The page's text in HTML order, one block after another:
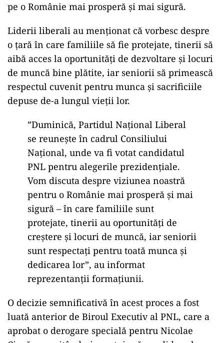
pe o Românie mai prosperă și mai sigură.
Liderii liberali au menționat că vorbesc despre
o țară în care familiile să fie protejate, tinerii să
aibă acces la oportunități de dezvoltare și locuri
de muncă bine plătite, iar seniorii să primească
respectul cuvenit pentru munca și sacrificiile
depuse de-a lungul vieții lor.
”Duminică, Partidul Naţional Liberal
se reuneşte în cadrul Consiliului
Naţional, unde va fi votat candidatul
PNL pentru alegerile prezidenţiale.
Vom discuta despre viziunea noastră
pentru o Românie mai prosperă şi mai
sigură – în care familiile sunt
protejate, tinerii au oportunităţi de
creştere şi locuri de muncă, iar seniorii
sunt respectaţi pentru toată munca şi
dedicarea lor”, au informat
reprezentanţii formaţiunii.
O decizie semnificativă în acest proces a fost
luată anterior de Biroul Executiv al PNL, care a
aprobat o derogare specială pentru Nicolae